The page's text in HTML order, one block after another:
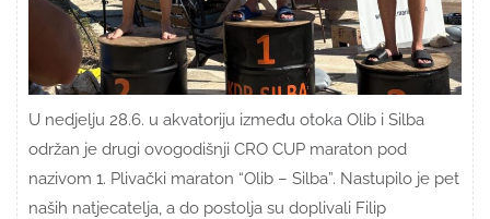
U nedjelju 28.6. u akvatoriju između otoka Olib i Silba
održan je drugi ovogodišnji CRO CUP maraton pod
nazivom 1. Plivački maraton “Olib – Silba”. Nastupilo je pet
naših natjecatelja, a do postolja su doplivali Filip